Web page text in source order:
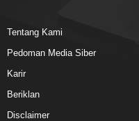
Tentang Kami
Pedoman Media Siber
Karir
Beriklan
Disclaimer